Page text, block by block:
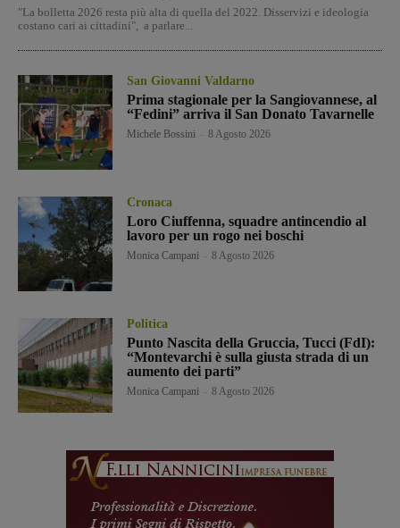
"La bolletta 2026 resta più alta di quella del 2022. Disservizi e ideologia
costano cari ai cittadini", a parlare...
San Giovanni Valdarno
Prima stagionale per la Sangiovannese, al
“Fedini” arriva il San Donato Tavarnelle
Michele Bossini 8 Agosto 2026
Cronaca
Loro Ciuffenna, squadre antincendio al
lavoro per un rogo nei boschi
Monica Campani 8 Agosto 2026
Politica
Punto Nascita della Gruccia, Tucci (FdI):
“Montevarchi è sulla giusta strada di un
aumento dei parti”
Monica Campani 8 Agosto 2026